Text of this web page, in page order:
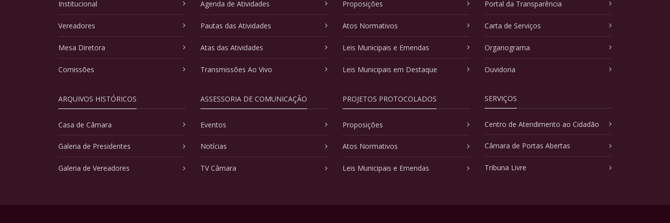
Institucional
Vereadores
Mesa Diretora
Comissões
ARQUIVOS HISTÓRICOS
Casa de Câmara
Galeria de Presidentes
Galeria de Vereadores
Agenda de Atividades
Pautas das Atividades
Atas das Atividades
Transmissões Ao Vivo
ASSESSORIA DE COMUNICAÇÃO
Eventos
Notícias
TV Câmara
Proposições
Atos Normativos
Leis Municipais e Emendas
Leis Municipais em Destaque
PROJETOS PROTOCOLADOS
Proposições
Atos Normativos
Leis Municipais e Emendas
Portal da Transparência
Carta de Serviços
Organograma
Ouvidoria
SERVIÇOS
Centro de Atendimento ao Cidadão
Câmara de Portas Abertas
Tribuna Livre